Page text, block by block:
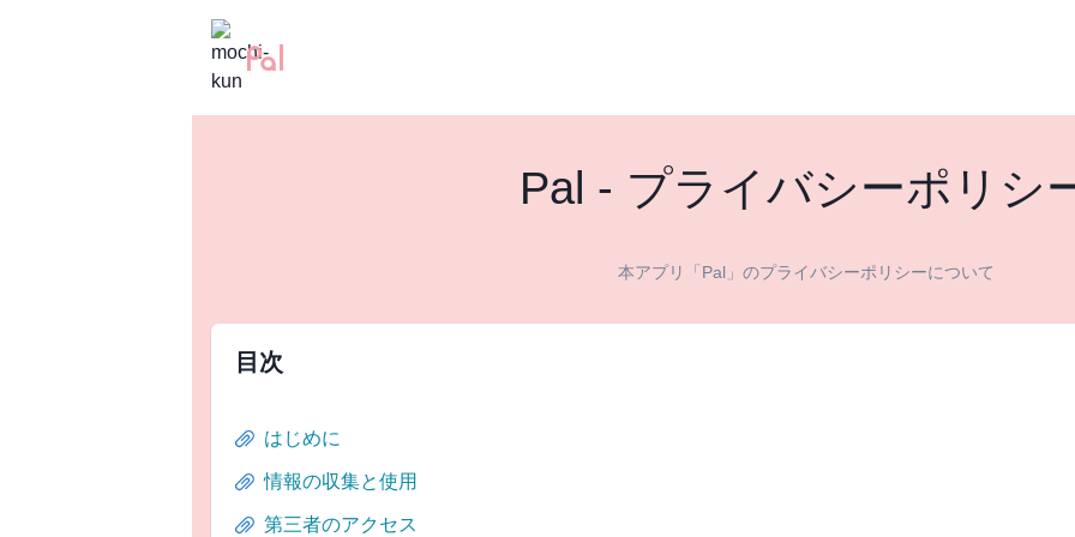
Pal - プライバシーポリシ
本アプリ「Pal」のプライバシーポリシーについて
目次
はじめに
情報の収集と使用
第三者のアクセス